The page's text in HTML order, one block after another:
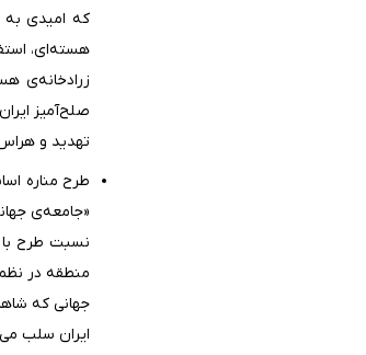
که امیدی به
هسته‌ای،
زرادخانه‌ی
صلح‌آمیز
تهدید و
طرح مناره
«جامعه‌ی
نسبت طرح با
منطقه در
جهانی که
ایران سلب